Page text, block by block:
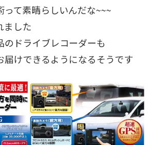
って素晴らしいんだな~~~
ました
のドライブレコーダーも
届けできるようになるそうです